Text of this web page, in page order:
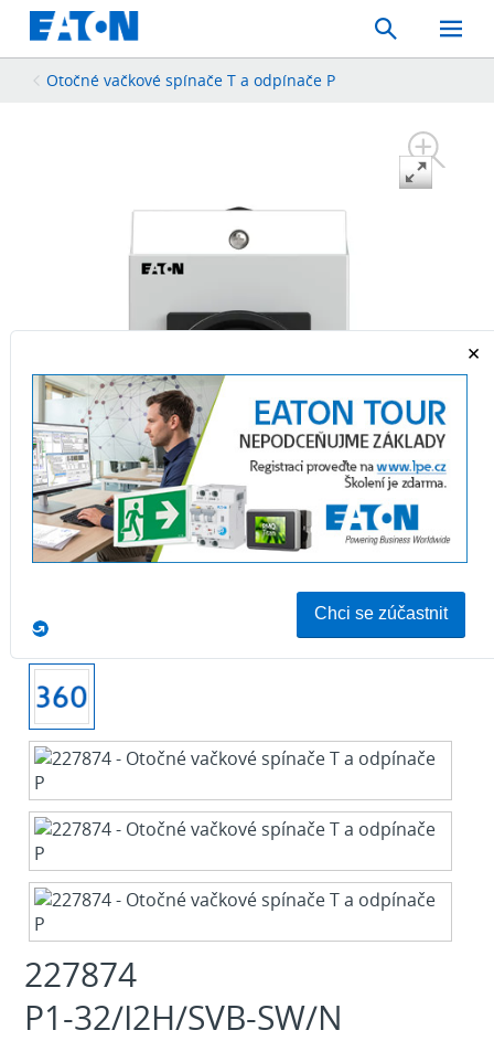
Search
Toggle
Mobile
Otočné vačkové spínače T a odpínače P
Swipe
to spin
227874
P1-32/I2H/SVB-SW/N